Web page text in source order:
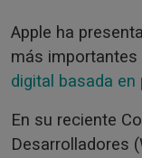
Apple ha
más
digital basada
En su reciente
Desarrolladores